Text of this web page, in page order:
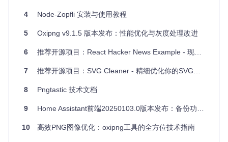
快网页加载速度。
度。
4、项目特点
压缩效果。
式。
压缩速度和效率。
4 Node-Zopfli 安装与使用教程
5 Oxipng v9.1.5 版本发布：性能优化与灰度处理改进
6 推荐开源项目：React Hacker News Example - 现代Web应用的典范
7 推荐开源项目：SVG Cleaner - 精细优化你的SVG图标库
8 Pngtastic 技术文档
9 Home Assistant前端20250103.0版本发布：备份功能全面升级
10 高效PNG图像优化：oxipng工具的全方位技术指南